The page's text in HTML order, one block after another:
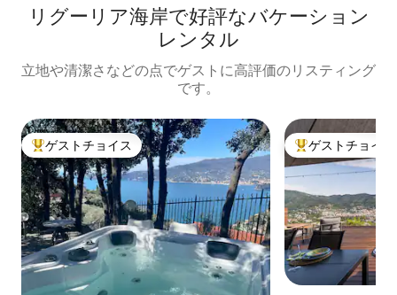
リグーリア海岸で好評なバケーション
レンタル
立地や清潔さなどの点でゲストに高評価のリスティング
です。
大好評のゲストチョイスです。
ゲストチョイス 大好評のゲスト
ゲストチョイス